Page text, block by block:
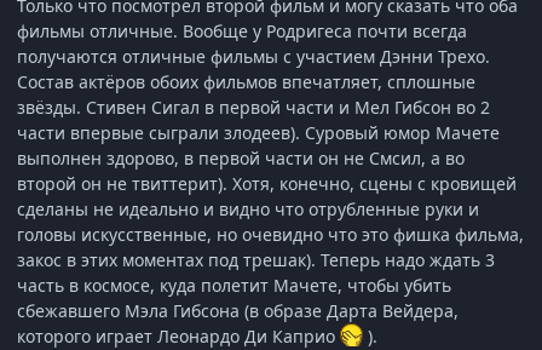
Только что посмотрел второй фильм и могу сказать что оба
фильмы отличные. Вообще у Родригеса почти всегда
получаются отличные фильмы с участием Дэнни Трехо.
Состав актёров обоих фильмов впечатляет, сплошные
звёзды. Стивен Сигал в первой части и Мел Гибсон во 2
части впервые сыграли злодеев). Суровый юмор Мачете
выполнен здорово, в первой части он не Смсил, а во
второй он не твиттерит). Хотя, конечно, сцены с кровищей
сделаны не идеально и видно что отрубленные руки и
головы искусственные, но очевидно что это фишка фильма,
закос в этих моментах под трешак). Теперь надо ждать 3
часть в космосе, куда полетит Мачете, чтобы убить
сбежавшего Мэла Гибсона (в образе Дарта Вейдера,
которого играет Леонардо Ди Каприо
).